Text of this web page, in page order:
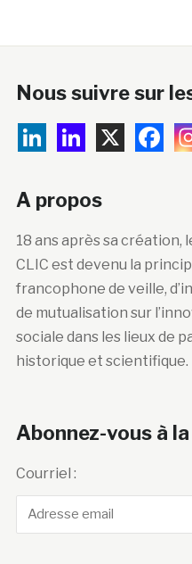
Nous suivre sur
A propos
18 ans après sa création,
CLIC est devenu la
francophone de veille,
de mutualisation sur
sociale dans les lieux de
historique et scientifique.
Abonnez-vous à
Courriel :